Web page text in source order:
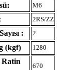
M6
2RS/ZZ
: 2
(kgf) 1280
Ratin
670